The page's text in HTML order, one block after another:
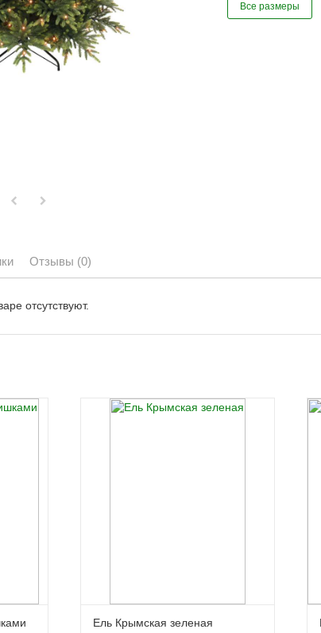
Все размеры
Отзывы (0)
отсутствуют.
Ель Крымская зеленая